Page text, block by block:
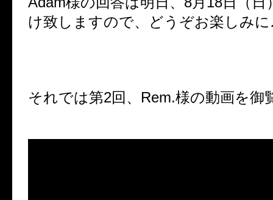
け致しますので、どうぞお楽しみに
それでは第2回、Rem.様の動画を御